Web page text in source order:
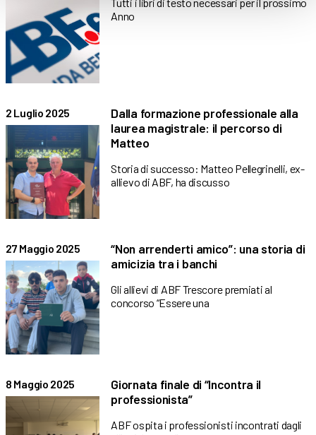
Tutti i libri di testo necessari per il prossimo
Anno
2 Luglio 2025
Dalla formazione professionale alla
laurea magistrale: il percorso di
Matteo
Storia di successo: Matteo Pellegrinelli, ex-
allievo di ABF, ha discusso
27 Maggio 2025
“Non arrenderti amico”: una storia di
amicizia tra i banchi
Gli allievi di ABF Trescore premiati al
concorso “Essere una
8 Maggio 2025
Giornata finale di “Incontra il
professionista”
ABF ospita i professionisti incontrati dagli